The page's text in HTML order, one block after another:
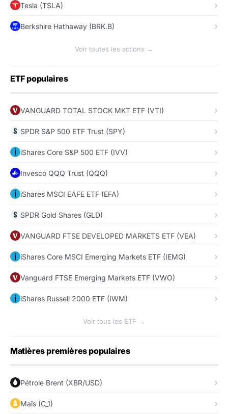
Tesla (TSLA)
Berkshire Hathaway (BRK.B)
Voir toutes les actions →
ETF populaires
VANGUARD TOTAL STOCK MKT ETF (VTI)
SPDR S&P 500 ETF Trust (SPY)
iShares Core S&P 500 ETF (IVV)
Invesco QQQ Trust (QQQ)
iShares MSCI EAFE ETF (EFA)
SPDR Gold Shares (GLD)
VANGUARD FTSE DEVELOPED MARKETS ETF (VEA)
iShares Core MSCI Emerging Markets ETF (IEMG)
Vanguard FTSE Emerging Markets ETF (VWO)
iShares Russell 2000 ETF (IWM)
Voir tous les ETF →
Matières premières populaires
Pétrole Brent (XBR/USD)
Maïs (C_1)